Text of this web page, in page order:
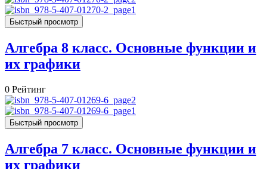
Быстрый просмотр
Алгебра 8 класс. Основные функции и
их графики
0 Рейтинг
Быстрый просмотр
Алгебра 7 класс. Основные функции и
их графики